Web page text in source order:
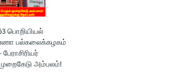
பொறியியல்
பல்கலைக்கழகம்
அம்பலம்!